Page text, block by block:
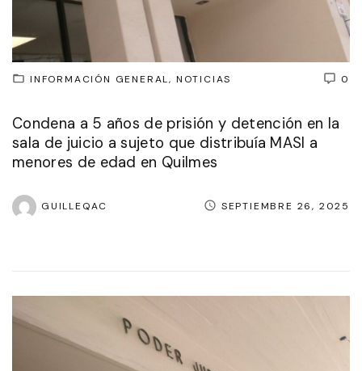
0
INFORMACIÓN GENERAL NOTICIAS
Condena a 5 años de prisión y detención en la
sala de juicio a sujeto que distribuía MASI a
menores de edad en Quilmes
GUILLEQAC SEPTIEMBRE 26, 2025